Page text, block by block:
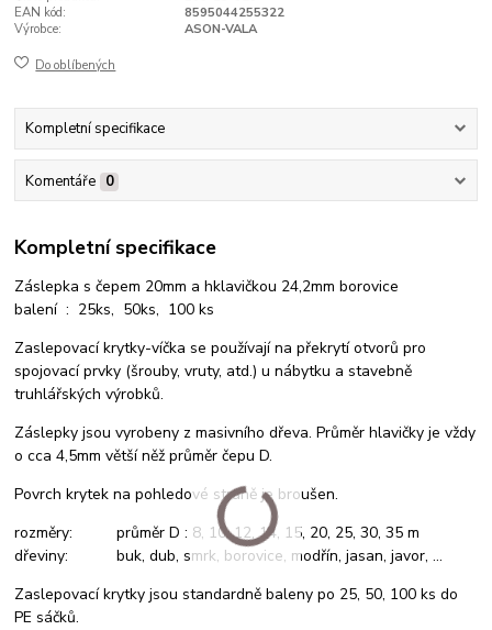
EAN kód:
8595044255322
Výrobce:
ASON-VALA
Do oblíbených
Kompletní specifikace
Komentáře 0
Kompletní specifikace
Záslepka s čepem 20mm a hklavičkou 24,2mm borovice
balení : 25ks, 50ks, 100 ks
Zaslepovací krytky-víčka se používají na překrytí otvorů pro
spojovací prvky (šrouby, vruty, atd.) u nábytku a stavebně
truhlářských výrobků.
Záslepky jsou vyrobeny z masivního dřeva. Průměr hlavičky je vždy
o cca 4,5mm větší něž průměr čepu D.
Povrch krytek na pohledové straně je broušen.
rozměry: průměr D : 8, 10, 12, 14, 15, 20, 25, 30, 35 m
dřeviny: buk, dub, smrk, borovice, modřín, jasan, javor, ...
Zaslepovací krytky jsou standardně baleny po 25, 50, 100 ks do
PE sáčků.